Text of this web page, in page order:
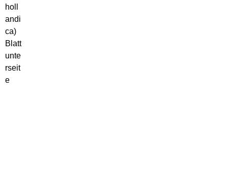
holl
andi
ca)
Blatt
unte
rseit
e